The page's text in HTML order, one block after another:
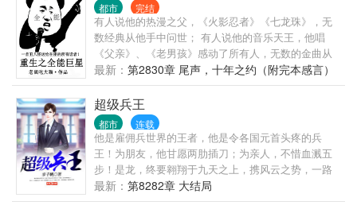
都市 完结
有人说他的热漫之父，《火影忍者》《七龙珠》，无
数经典从他手中问世； 有人说他的音乐天王，他唱
《父亲》、《老男孩》感动了所有人，无数的金曲从
他口中唱出； 有人说他是天才编剧，是大导演，一部
《咒怨》让所有人心中留下阴影，《变形金刚》更是
大人小孩的梦想。 有人发现他似乎什么都会，于是他
有了全能巨星这个称呼，也有人大声呼喊：“杨乐，你
还会什么！” 杨乐笑笑：“不好意思，诺贝尔医学奖颁
奖开始了，回头我再告诉你。” 【74815231 微信：>
最新： 第2830章 尾声，十年之约（附完本感言）
超级兵王
都市 连载
他是雇佣兵世界的王者，他是令各国元首头疼的兵
王！为朋友，他甘愿两肋插刀；为亲人，不惜血溅五
步！是龙，终要翱翔于九天之上，携风云之势，一路
高歌猛进，混的风生水起。各种美女也都纷纷而至，
护士、警花、御姐等等一段段迤逦的邂逅！ 新的一卷
最新： 第8282章 大结局